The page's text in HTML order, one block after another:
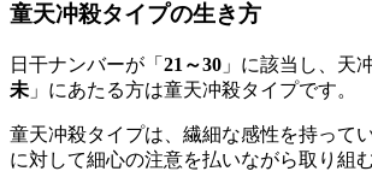
童天冲殺タイプの生き方
日干ナンバーが「 21～30 」に該当し、天
未 」にあたる方は童天冲殺タイプです。
童天冲殺タイプは、繊細な感性を持って
に対して細心の注意を払いながら取り組